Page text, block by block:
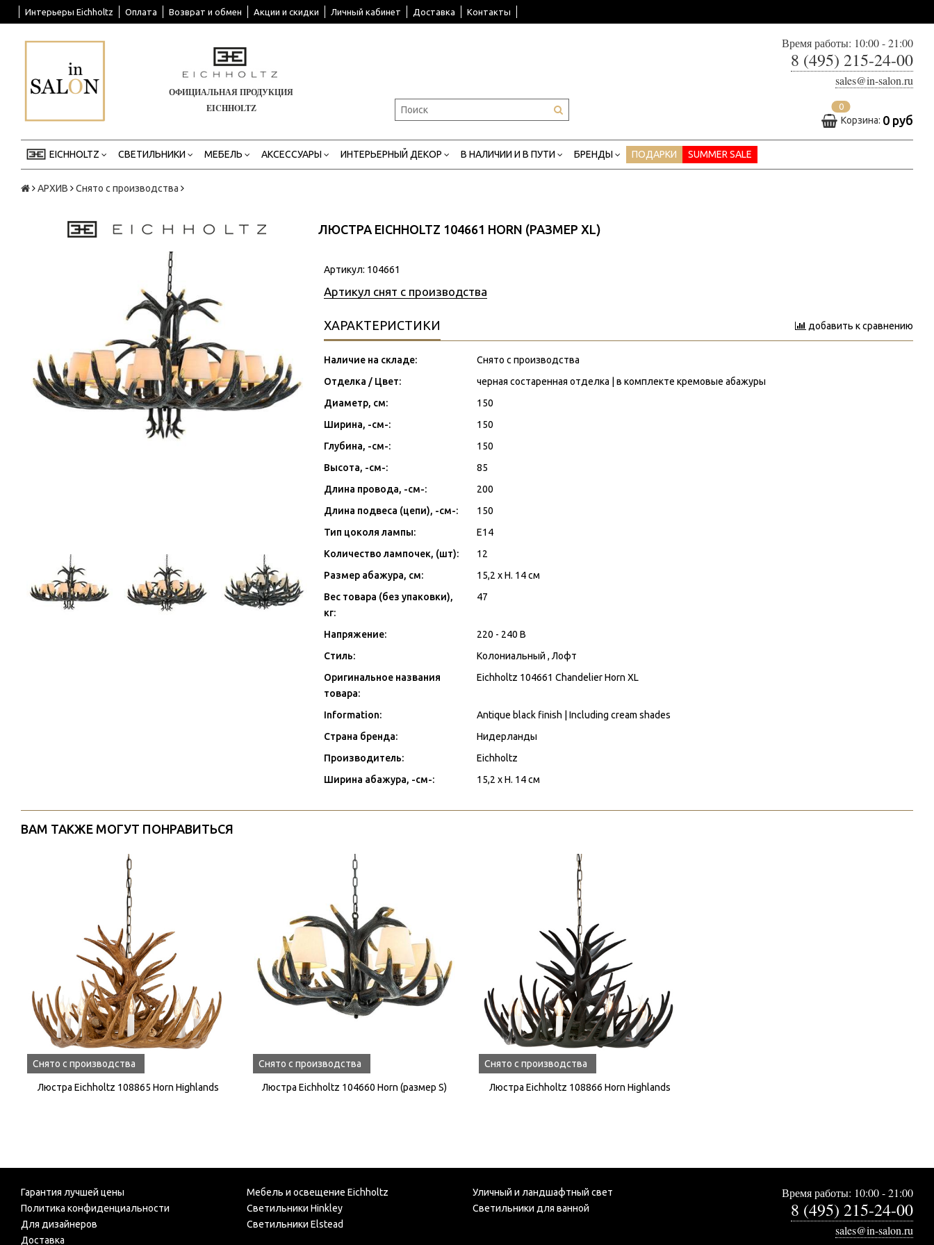
Интерьеры Eichholtz Оплата Возврат и обмен Акции и скидки Личный кабинет Доставка Контакты
ОФИЦИАЛЬНАЯ ПРОДУКЦИЯ
EICHHOLTZ
Время работы: 10:00 - 21:00
8 (495) 215-24-00
sales@in-salon.ru
0
Корзина: 0 руб
EICHHOLTZ СВЕТИЛЬНИКИ МЕБЕЛЬ АКСЕССУАРЫ ИНТЕРЬЕРНЫЙ ДЕКОР В НАЛИЧИИ И В ПУТИ БРЕНДЫ ПОДАРКИ SUMMER SALE
АРХИВ Снято с производства
ЛЮСТРА EICHHOLTZ 104661 HORN (РАЗМЕР XL)
Артикул: 104661
Артикул снят с производства
ХАРАКТЕРИСТИКИ добавить к сравнению
Наличие на складе:
Снято с производства
Отделка / Цвет:
черная состаренная отделка | в комплекте кремовые абажуры
Диаметр, см:
150
Ширина, -см-:
150
Глубина, -см-:
150
Высота, -см-:
85
Длина провода, -см-:
200
Длина подвеса (цепи), -см-:
150
Тип цоколя лампы:
E14
Количество лампочек, (шт):
12
Размер абажура, см:
15,2 x H. 14 см
Вес товара (без упаковки),
кг:
47
Напряжение:
220 - 240 В
Стиль:
Колониальный , Лофт
Оригинальное названия
товара:
Eichholtz 104661 Chandelier Horn XL
Information:
Antique black finish | Including cream shades
Страна бренда:
Нидерланды
Производитель:
Eichholtz
Ширина абажура, -см-:
15,2 x H. 14 см
ВАМ ТАКЖЕ МОГУТ ПОНРАВИТЬСЯ
Снято с производства
Люстра Eichholtz 108865 Horn Highlands
Снято с производства
Люстра Eichholtz 104660 Horn (размер S)
Снято с производства
Люстра Eichholtz 108866 Horn Highlands
Гарантия лучшей цены
Политика конфиденциальности
Для дизайнеров
Доставка
Мебель и освещение Eichholtz
Светильники Hinkley
Светильники Elstead
Уличный и ландшафтный свет
Светильники для ванной
Время работы: 10:00 - 21:00
8 (495) 215-24-00
sales@in-salon.ru